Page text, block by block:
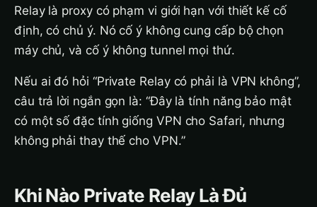
Relay là proxy có phạm vi giới hạn với thiết kế cố
định, có chủ ý. Nó cố ý không cung cấp bộ chọn
máy chủ, và cố ý không tunnel mọi thứ.
Nếu ai đó hỏi “Private Relay có phải là VPN không”,
câu trả lời ngắn gọn là: “Đây là tính năng bảo mật
có một số đặc tính giống VPN cho Safari, nhưng
không phải thay thế cho VPN.”
Khi Nào Private Relay Là Đủ